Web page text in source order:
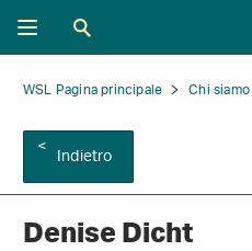
WSL Pagina principale Chi siamo
Indietro
Denise Dicht